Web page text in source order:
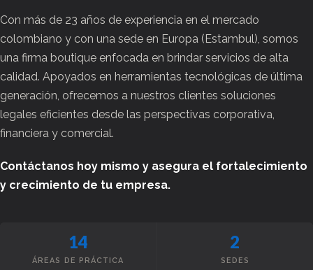
Con más de 23 años de experiencia en el mercado
colombiano y con una sede en Europa (Estambul), somos
una firma boutique enfocada en brindar servicios de alta
calidad. Apoyados en herramientas tecnológicas de última
generación, ofrecemos a nuestros clientes soluciones
legales eficientes desde las perspectivas corporativa,
financiera y comercial.
Contáctanos hoy mismo y asegura el fortalecimiento
y crecimiento de tu empresa.
14
ÁREAS DE PRÁCTICA
2
SEDES